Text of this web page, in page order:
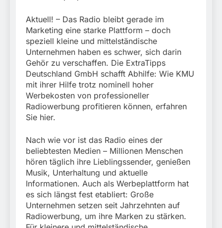
Bahnübergang in Aubing
/ Bundespolizei ermittelt
wegen gefährlichen
Eingriffs in den
Bahnverkehr
Aktuell! – Das Radio bleibt gerade im
Marketing eine starke Plattform – doch
speziell kleine und mittelständische
Unternehmen haben es schwer, sich darin
Gehör zu verschaffen. Die ExtraTipps
Deutschland GmbH schafft Abhilfe: Wie KMU
mit ihrer Hilfe trotz nominell hoher
Werbekosten von professioneller
Radiowerbung profitieren können, erfahren
Sie hier.
Nach wie vor ist das Radio eines der
beliebtesten Medien – Millionen Menschen
hören täglich ihre Lieblingssender, genießen
Musik, Unterhaltung und aktuelle
Informationen. Auch als Werbeplattform hat
es sich längst fest etabliert: Große
Unternehmen setzen seit Jahrzehnten auf
Radiowerbung, um ihre Marken zu stärken.